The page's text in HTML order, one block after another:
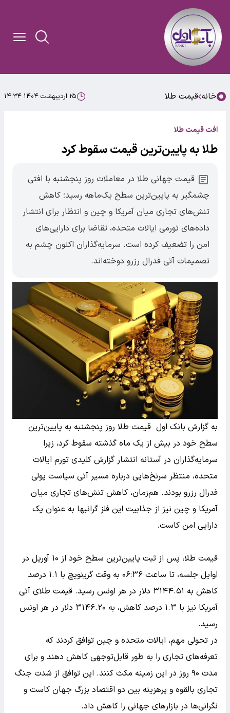
خانه قیمت طلا ۲۵ اردیبهشت ۱۴۰۴ ۱۴:۳۴
افت قیمت طلا
طلا به پایین‌ترین قیمت سقوط کرد
قیمت جهانی طلا در معاملات روز پنجشنبه با افتی
چشمگیر به پایین‌ترین سطح یک‌ماهه رسید؛ کاهش
تنش‌های تجاری میان آمریکا و چین و انتظار برای انتشار
داده‌های تورمی ایالات متحده، تقاضا برای دارایی‌های
امن را تضعیف کرده است. سرمایه‌گذاران اکنون چشم به
تصمیمات آتی فدرال رزرو دوخته‌اند.
به گزارش بانک اول قیمت طلا روز پنجشنبه به پایین‌ترین
سطح خود در بیش از یک ماه گذشته سقوط کرد، زیرا
سرمایه‌گذاران در آستانه انتشار گزارش کلیدی تورم ایالات
متحده، منتظر سرنخ‌هایی درباره مسیر آتی سیاست پولی
فدرال رزرو بودند. هم‌زمان، کاهش تنش‌های تجاری میان
آمریکا و چین نیز از جذابیت این فلز گرانبها به عنوان یک
دارایی امن کاست.
قیمت طلا، پس از ثبت پایین‌ترین سطح خود از ۱۰ آوریل در
اوایل جلسه، تا ساعت ۰۶:۳۶ به وقت گرینویچ با ۱.۱ درصد
کاهش به ۳۱۴۴.۵۱ دلار در هر اونس رسید. قیمت طلای آتی
آمریکا نیز با ۱.۳ درصد کاهش، به ۳۱۴۶.۲۰ دلار در هر اونس
رسید.
در تحولی مهم، ایالات متحده و چین توافق کردند که
تعرفه‌های تجاری را به طور قابل‌توجهی کاهش دهند و برای
مدت ۹۰ روز در این زمینه مکث کنند. این توافق از شدت جنگ
تجاری بالقوه و پرهزینه بین دو اقتصاد بزرگ جهان کاست و
نگرانی‌ها در بازارهای جهانی را کاهش داد.